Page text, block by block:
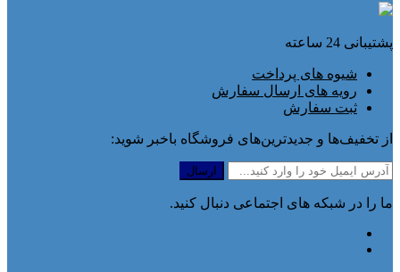
پشتیبانی 24 ساعته
شیوه های پرداخت
رویه های ارسال سفارش
ثبت سفارش
از تخفیف‌ها و جدیدترین‌های فروشگاه باخبر شوید:
ما را در شبکه های اجتماعی دنبال کنید.